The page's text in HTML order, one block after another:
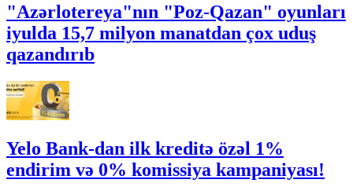
"Azərlotereya"nın "Poz-Qazan" oyunları
iyulda 15,7 milyon manatdan çox uduş
qazandırıb
Yelo Bank-dan ilk kreditə özəl 1%
endirim və 0% komissiya kampaniyası!